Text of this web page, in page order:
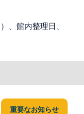
、館内整理日、
重要なお知らせ